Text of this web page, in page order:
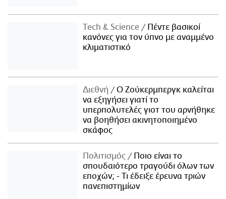
Τech & Science
Πέντε βασικοί
κανόνες για τον ύπνο με αναμμένο
κλιματιστικό
Διεθνή
Ο Ζούκερμπεργκ καλείται
να εξηγήσει γιατί το
υπερπολυτελές γιοτ του αρνήθηκε
να βοηθήσει ακινητοποιημένο
σκάφος
Πολιτισμός
Ποιο είναι το
σπουδαιότερο τραγούδι όλων των
εποχών; - Τι έδειξε έρευνα τριών
πανεπιστημίων